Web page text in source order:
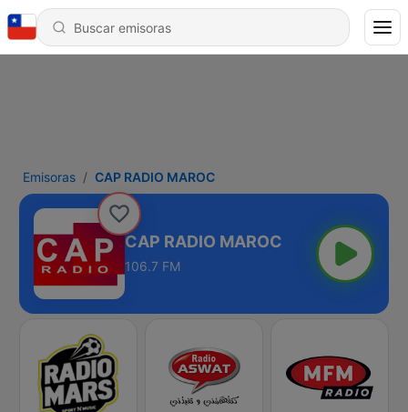
Emisoras CAP RADIO MAROC
CAP RADIO MAROC
106.7 FM